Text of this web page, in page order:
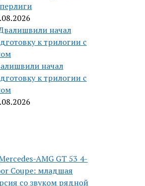
начал
к трилогии с